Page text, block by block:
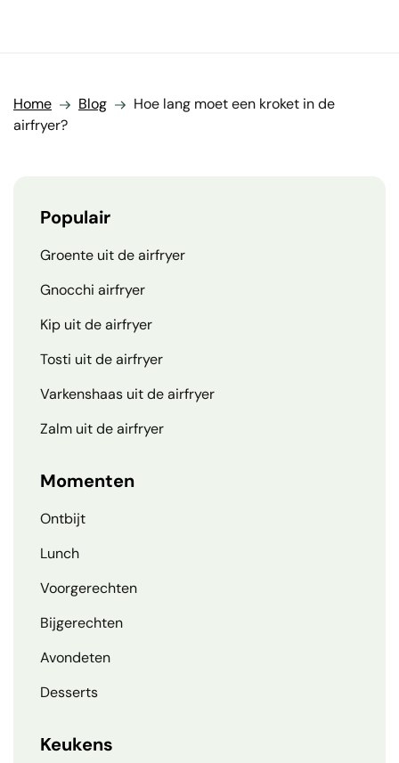
Home Blog
Hoe lang moet een kroket in de
airfryer?
Populair
Groente uit de airfryer
Gnocchi airfryer
Kip uit de airfryer
Tosti uit de airfryer
Varkenshaas uit de airfryer
Zalm uit de airfryer
Momenten
Ontbijt
Lunch
Voorgerechten
Bijgerechten
Avondeten
Desserts
Keukens